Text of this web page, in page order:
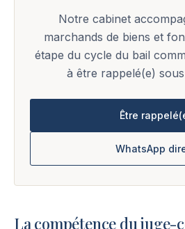
Notre cabinet
marchands de biens et
étape du cycle du bail
à être rappelé(e)
Être
WhatsApp
La compétence du juge-